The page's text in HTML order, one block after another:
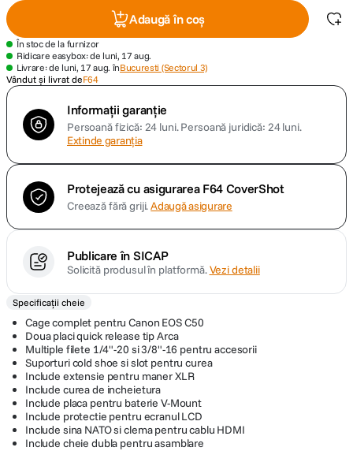
canon sx740 hs
7. card memorie
sony fx
9. dji mic mini
10. dji osmo pocket 4
Adaugă în coș
În stoc de la furnizor
Ridicare easybox: de luni, 17 aug.
Livrare: de luni, 17 aug. înBucuresti (Sectorul 3)
Vândut și livrat deF64
Informații garanție
Persoană fizică: 24 luni.Persoană juridică: 24 luni.
Extinde garanția
Protejează cu asigurarea F64 CoverShot
Creează fără griji.Adaugă asigurare
Publicare în SICAP
Solicită produsul în platformă.Vezi detalii
Specificații cheie
Cage complet pentru Canon EOS C50
Doua placi quick release tip Arca
Multiple filete 1/4"-20 si 3/8"-16 pentru accesorii
Suporturi cold shoe si slot pentru curea
Include extensie pentru maner XLR
Include curea de incheietura
Include placa pentru baterie V-Mount
Include protectie pentru ecranul LCD
Include sina NATO si clema pentru cablu HDMI
Include cheie dubla pentru asamblare